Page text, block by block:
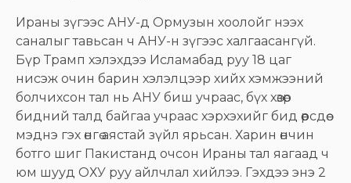
Ираны зүгээс АНУ-д Ормузын хоолойг нээх
саналыг тавьсан ч АНУ-н зүгээс халгаасангүй.
Бүр Трамп хэлэхдээ Исламабад руу 18 цаг
нисэж очин барин хэлэлцээр хийх хэмжээний
болчихсон тал нь АНУ биш учраас, бүх хөзөр
бидний талд байгаа учраас хэрхэхийг бид өөрсдөө
мэднэ гэх өнгө аястай зүйл ярьсан. Харин өнчин
ботго шиг Пакистанд очсон Ираны тал яагаад ч
юм шууд ОХУ руу айлчлал хийлээ. Гэхдээ энэ 2